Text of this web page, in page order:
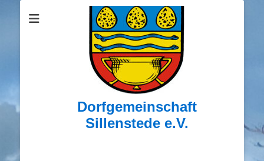
Dorfgemeinschaft
Sillenstede e.V.